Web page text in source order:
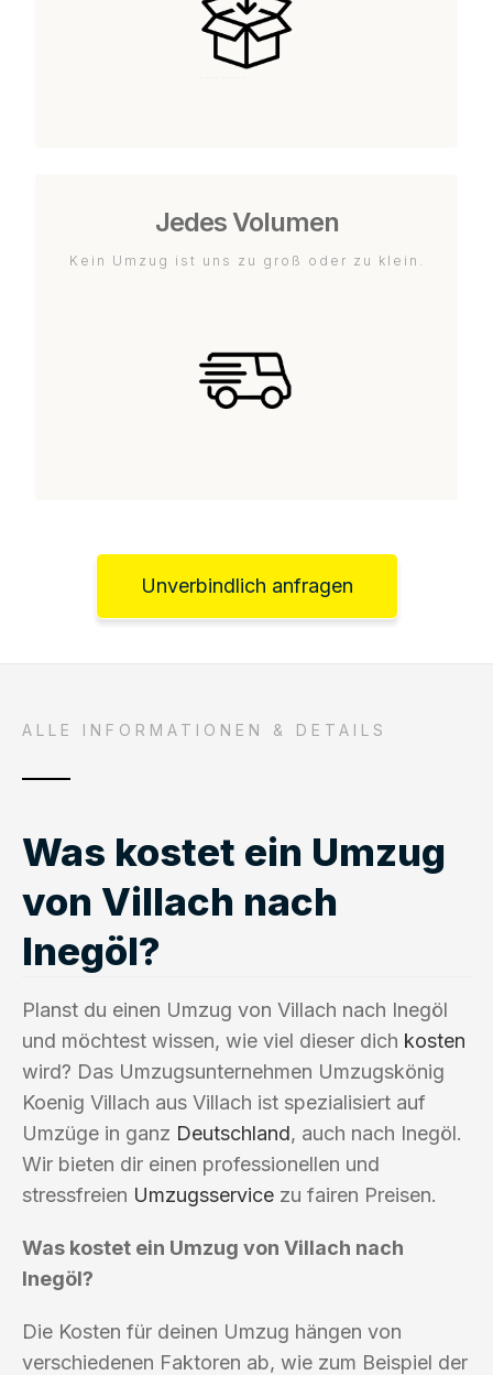
Jedes Volumen
Kein Umzug ist uns zu groß oder zu klein.
Unverbindlich anfragen
ALLE INFORMATIONEN & DETAILS
Was kostet ein Umzug
von Villach nach
Inegöl?
Planst du einen Umzug von Villach nach Inegöl
und möchtest wissen, wie viel dieser dich kosten
wird? Das Umzugsunternehmen Umzugskönig
Koenig Villach aus Villach ist spezialisiert auf
Umzüge in ganz Deutschland, auch nach Inegöl.
Wir bieten dir einen professionellen und
stressfreien Umzugsservice zu fairen Preisen.
Was kostet ein Umzug von Villach nach
Inegöl?
Die Kosten für deinen Umzug hängen von
verschiedenen Faktoren ab, wie zum Beispiel der